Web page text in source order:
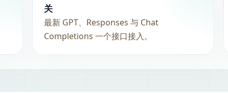
关
最新 GPT、Responses 与 Chat
Completions 一个接口接入。